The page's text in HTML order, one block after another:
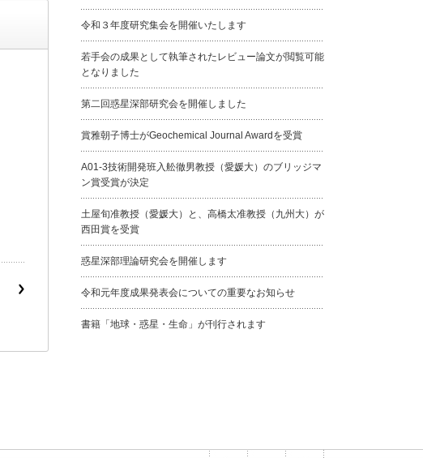
令和３年度研究集会を開催いたします
若手会の成果として執筆されたレビュー論文が閲覧可能
となりました
第二回惑星深部研究会を開催しました
賞雅朝子博士がGeochemical Journal Awardを受賞
A01-3技術開発班入舩徹男教授（愛媛大）のブリッジマ
ン賞受賞が決定
土屋旬准教授（愛媛大）と、高橋太准教授（九州大）が
西田賞を受賞
惑星深部理論研究会を開催します
令和元年度成果発表会についての重要なお知らせ
書籍「地球・惑星・生命」が刊行されます